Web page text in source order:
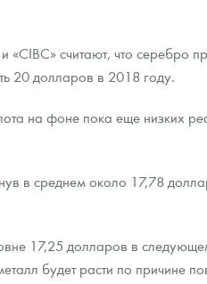
считают, что серебро
20 долларов в 2018 году.
на фоне пока еще низких
в среднем около 17,78
17,25 долларов в
будет расти по причине